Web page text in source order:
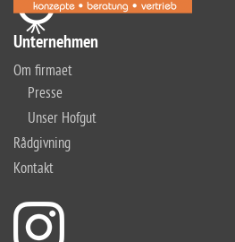
Unternehmen
Om firmaet
Presse
Unser Hofgut
Rådgivning
Kontakt